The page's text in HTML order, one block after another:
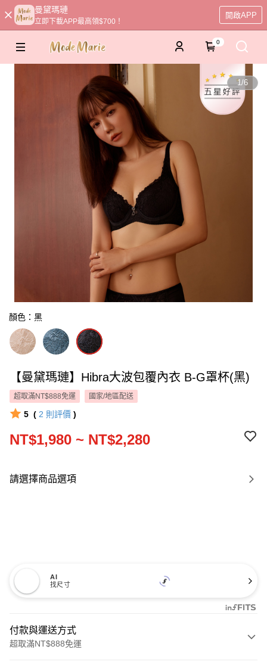
曼黛瑪璉
立即下載APP最高領$700！
開啟APP
0
1/6
顏色：黑
【曼黛瑪璉】Hibra大波包覆內衣 B-G罩杯(黑)
超取滿NT$888免運 國家/地區配送
5 ( 2 則評價 )
NT$1,980 ~ NT$2,280
請選擇商品選項
AI
找尺寸
付款與運送方式
超取滿NT$888免運